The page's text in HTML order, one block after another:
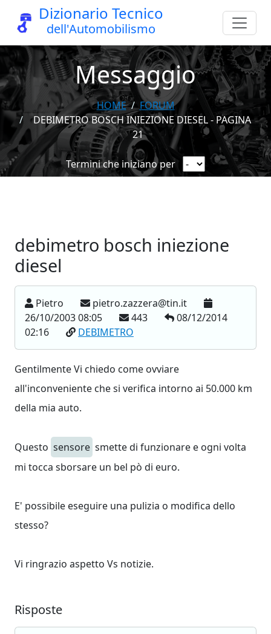
Dizionario Tecnico
dell'Automobilismo
Messaggio
HOME
FORUM
DEBIMETRO BOSCH INIEZIONE DIESEL - PAGINA
21
Termini che iniziano per
debimetro bosch iniezione
diesel
Pietro
pietro.zazzera@tin.it
26/10/2003 08:05
443
08/12/2014
02:16
DEBIMETRO
Gentilmente Vi chiedo come ovviare
all'inconveniente che si verifica intorno ai 50.000 km
della mia auto.
Questo sensore smette di funzionare e ogni volta
mi tocca sborsare un bel pò di euro.
E' possibile eseguire una pulizia o modifica dello
stesso?
Vi ringrazio aspetto Vs notizie.
Risposte